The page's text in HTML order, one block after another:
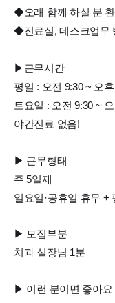
◆오래 함께 하실 분
◆진료실, 데스크업무
▶근무시간
평일 : 오전 9:30 ~ 오
토요일 : 오전 9:30 ~
야간진료 없음!
▶ 근무형태
주 5일제
일요일·공휴일 휴무 +
▶ 모집부분
치과 실장님 1분
▶ 이런 분이면 좋아요